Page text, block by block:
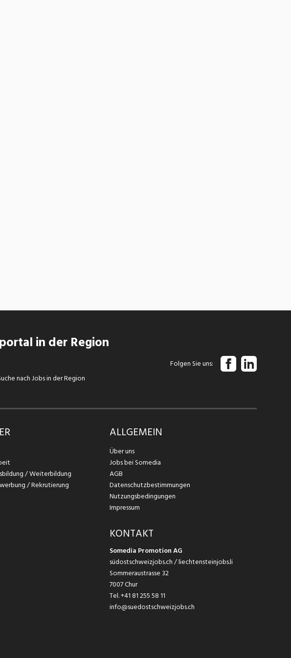
in der Region
nach Jobs in der Region
Folgen Sie uns
/ Weiterbildung
/ Rekrutierung
ALLGEMEIN
Über uns
Jobs bei Somedia
AGB
Datenschutzbestimmungen
Nutzungsbedingungen
Impressum
KONTAKT
Somedia Promotion AG
südostschweizjobs.ch / liechtensteinjobs.li
Sommeraustrasse 32
7007 Chur
Tel.+41 81 255 58 11
info@suedostschweizjobs.ch